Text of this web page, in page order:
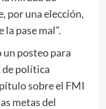
por una elección,
pase mal”.
un posteo para
de política
sobre el FMI
metas del